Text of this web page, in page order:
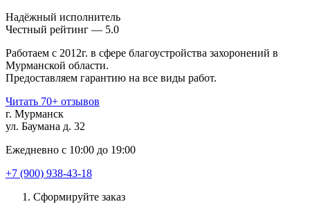
Надёжный исполнитель
Чеcтный рейтинг — 5.0
Работаем с 2012г. в сфере благоустройства захоронений в
Мурманской области.
Предоставляем гарантию на все виды работ.
Читать 70+ отзывов
г. Мурманск
ул. Баумана д. 32
Ежедневно с 10:00 до 19:00
+7 (900) 938-43-18
Сформируйте заказ